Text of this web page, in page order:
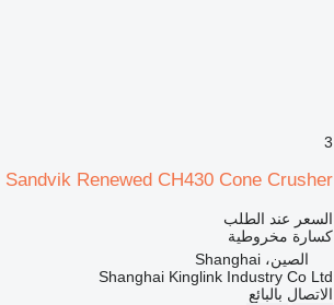
3
Sandvik Renewed CH430 Cone Crusher
السعر عند الطلب
كسارة مخروطية
الصين، Shanghai
Shanghai Kinglink Industry Co Ltd
الاتصال بالبائع